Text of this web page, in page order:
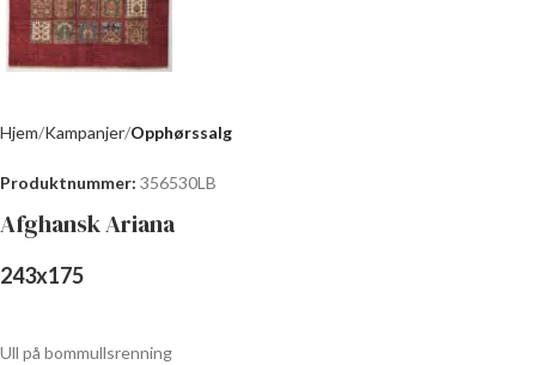
Hjem Kampanjer Opphørssalg
Produktnummer: 356530LB
Afghansk Ariana
243x175
Ull på bommullsrenning